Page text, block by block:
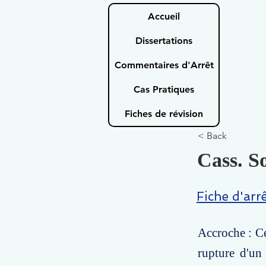
Accueil
Dissertations
Commentaires d'Arrêt
Cas Pratiques
Fiches de révision
< Back
Cass.
Fiche
Accroche :
rupture d'un